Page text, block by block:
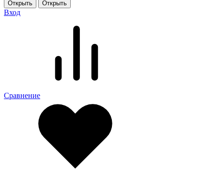
Вход
Сравнение